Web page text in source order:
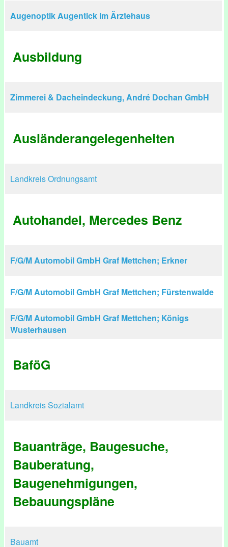
Augenoptik Augentick im Ärztehaus
Ausbildung
Zimmerei & Dacheindeckung, André Dochan GmbH
Ausländerangelegenheiten
Landkreis Ordnungsamt
Autohandel, Mercedes Benz
F/G/M Automobil GmbH Graf Mettchen; Erkner
F/G/M Automobil GmbH Graf Mettchen; Fürstenwalde
F/G/M Automobil GmbH Graf Mettchen; Königs
Wusterhausen
BaföG
Landkreis Sozialamt
Bauanträge, Baugesuche,
Bauberatung,
Baugenehmigungen,
Bebauungspläne
Bauamt